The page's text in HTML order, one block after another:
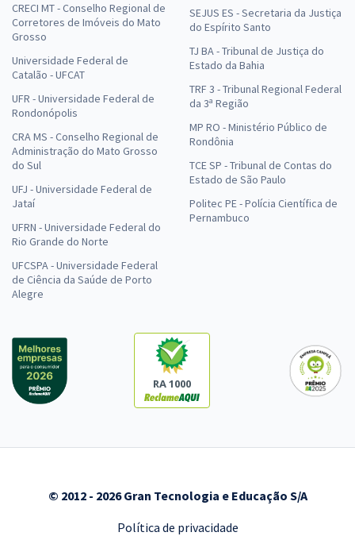
CRECI MT - Conselho Regional de
Corretores de Imóveis do Mato
Grosso
Universidade Federal de
Catalão - UFCAT
UFR - Universidade Federal de
Rondonópolis
CRA MS - Conselho Regional de
Administração do Mato Grosso
do Sul
UFJ - Universidade Federal de
Jataí
UFRN - Universidade Federal do
Rio Grande do Norte
UFCSPA - Universidade Federal
de Ciência da Saúde de Porto
Alegre
SEJUS ES - Secretaria da Justiça
do Espírito Santo
TJ BA - Tribunal de Justiça do
Estado da Bahia
TRF 3 - Tribunal Regional Federal
da 3ª Região
MP RO - Ministério Público de
Rondônia
TCE SP - Tribunal de Contas do
Estado de São Paulo
Politec PE - Polícia Científica de
Pernambuco
RA 1000
© 2012 - 2026 Gran Tecnologia e Educação S/A
Política de privacidade